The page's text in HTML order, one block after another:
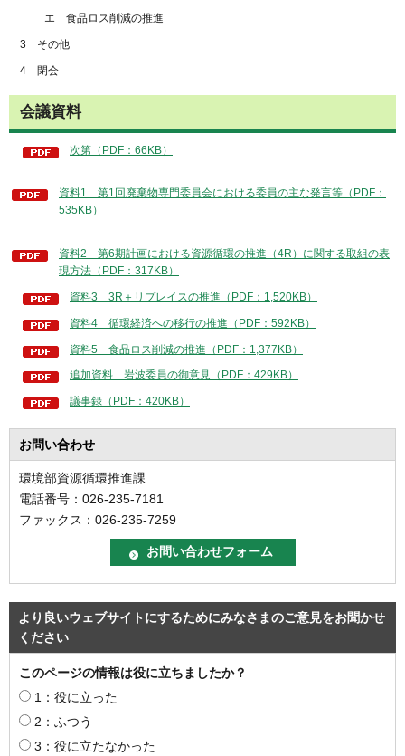
エ 食品ロス削減の推進
3 その他
4 閉会
会議資料
次第（PDF：66KB）
資料1 第1回廃棄物専門委員会における委員の主な発言等（PDF：
535KB）
資料2 第6期計画における資源循環の推進（4R）に関する取組の表
現方法（PDF：317KB）
資料3 3R＋リプレイスの推進（PDF：1,520KB）
資料4 循環経済への移行の推進（PDF：592KB）
資料5 食品ロス削減の推進（PDF：1,377KB）
追加資料 岩波委員の御意見（PDF：429KB）
議事録（PDF：420KB）
お問い合わせ
環境部資源循環推進課
電話番号：026-235-7181
ファックス：026-235-7259
より良いウェブサイトにするためにみなさまのご意見をお聞かせ
ください
このページの情報は役に立ちましたか？
1：役に立った
2：ふつう
3：役に立たなかった